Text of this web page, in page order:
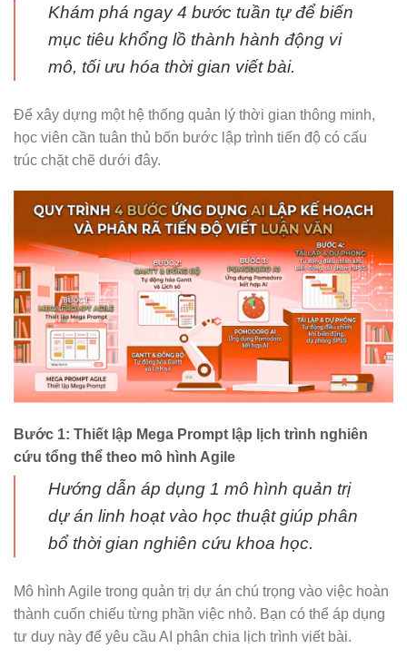
Khám phá ngay 4 bước tuần tự để biến
mục tiêu khổng lồ thành hành động vi
mô, tối ưu hóa thời gian viết bài.
Để xây dựng một hệ thống quản lý thời gian thông minh,
học viên cần tuân thủ bốn bước lập trình tiến độ có cấu
trúc chặt chẽ dưới đây.
Bước 1: Thiết lập Mega Prompt lập lịch trình nghiên
cứu tổng thể theo mô hình Agile
Hướng dẫn áp dụng 1 mô hình quản trị
dự án linh hoạt vào học thuật giúp phân
bổ thời gian nghiên cứu khoa học.
Mô hình Agile trong quản trị dự án chú trọng vào việc hoàn
thành cuốn chiếu từng phần việc nhỏ. Bạn có thể áp dụng
tư duy này để yêu cầu AI phân chia lịch trình viết bài.